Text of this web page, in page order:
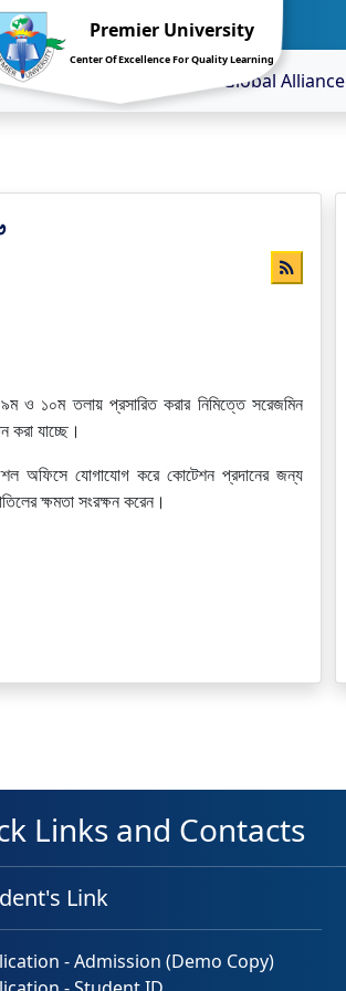
Premier University
Center Of Excellence For Quality Learning
Global Alliance
৯ম ও ১০ম তলায় প্রসারিত করার নিমিত্তে সরেজমিন
করা যাচ্ছে।
অফিসে যোগাযোগ করে কোটেশন প্রদানের জন্য
ক্ষমতা সংরক্ষন করেন।
Links and Contacts
Link
- Admission (Demo Copy)